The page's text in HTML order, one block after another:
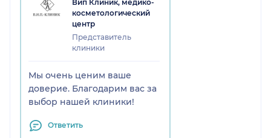
Вип Клиник, медико-
косметологический
центр
Представитель
клиники
Мы очень ценим ваше
доверие. Благодарим вас за
выбор нашей клиники!
Ответить